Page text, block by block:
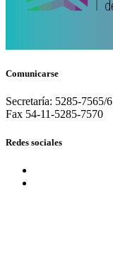
Comunicarse
Secretaría: 5285-7565/6
Fax 54-11-5285-7570
Redes sociales